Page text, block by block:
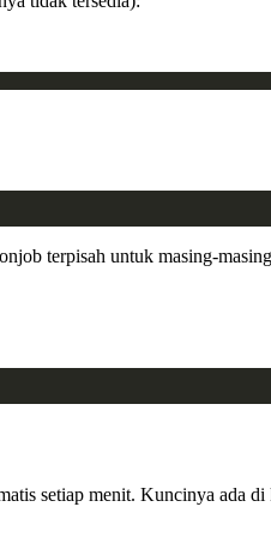
terpisah untuk masing-
setiap menit. Kuncinya ada di